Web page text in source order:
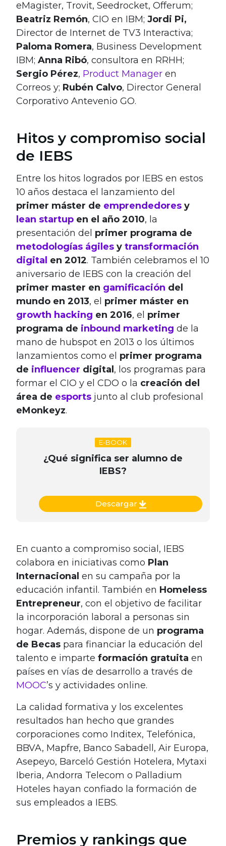
eMagister, Trovit, Seedrocket, Offerum;
Beatriz Remón, CIO en IBM; Jordi Pi,
Director de Internet de TV3 Interactiva;
Paloma Romera, Business Development
IBM; Anna Ribó, consultora en RRHH;
Sergio Pérez, Product Manager en
Correos y; Rubén Calvo, Director General
Corporativo Antevenio GO.
Hitos y compromiso social
de IEBS
Entre los hitos logrados por IEBS en estos
10 años destaca el lanzamiento del
primer máster de emprendedores y
lean startup en el año 2010, la
presentación del primer programa de
metodologías ágiles y transformación
digital en 2012. También celebramos el 10
aniversario de IEBS con la creación del
primer master en gamificación del
mundo en 2013, el primer máster en
growth hacking en 2016, el primer
programa de inbound marketing de la
mano de hubspot en 2013 o los últimos
lanzamientos como el primer programa
de influencer digital , los programas para
formar el CIO y el CDO o la creación del
área de esports junto al club profesional
eMonkeyz.
E-BOOK
¿Qué significa ser alumno de
IEBS?
Descargar
En cuanto a compromiso social, IEBS
colabora en iniciativas como Plan
Internacional en su campaña por la
educación infantil. También en Homeless
Entrepreneur, con el objetivo de facilitar
la incorporación laboral a personas sin
hogar. Además, dispone de un programa
de Becas para financiar la educación del
talento e imparte formación gratuita en
países en vías de desarrollo a través de
MOOC’s y actividades online.
La calidad formativa y los excelentes
resultados han hecho que grandes
corporaciones como Inditex, Telefónica,
BBVA, Mapfre, Banco Sabadell, Air Europa,
Asepeyo, Barceló Gestión Hotelera, Mytaxi
Iberia, Andorra Telecom o Palladium
Hoteles hayan confiado la formación de
sus empleados a IEBS.
Premios y rankings que